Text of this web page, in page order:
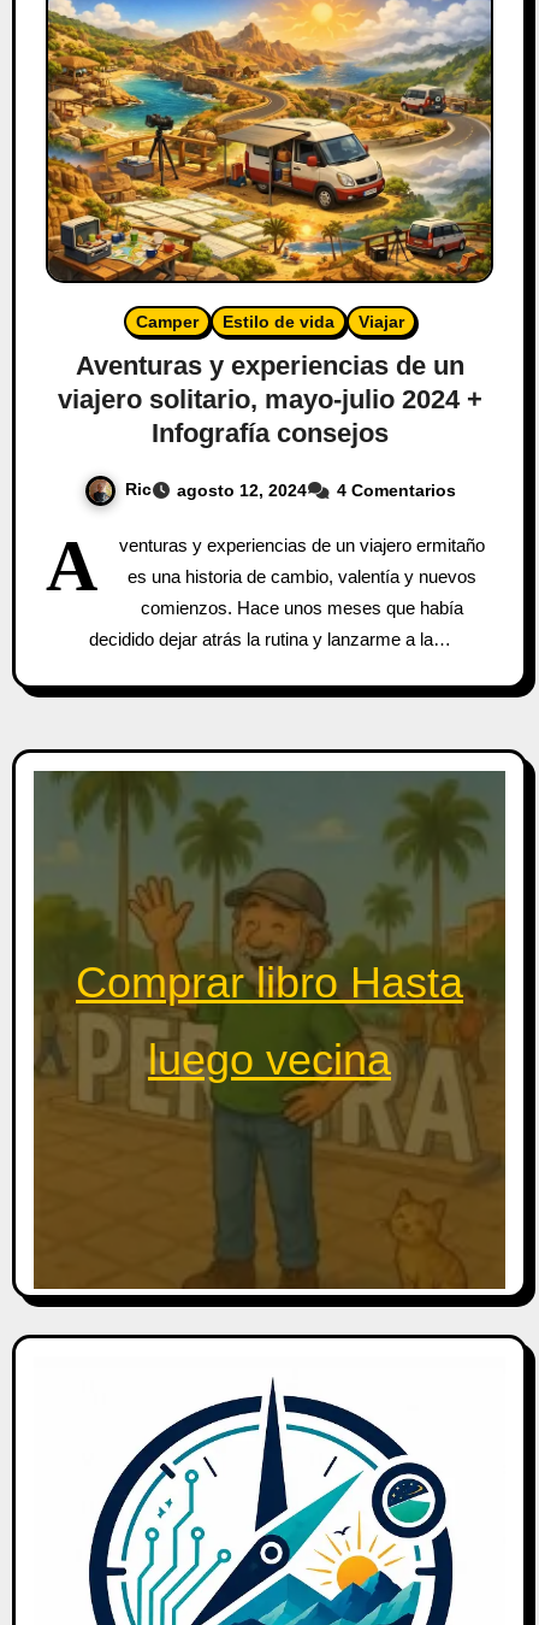
Camper Estilo de vida Viajar
Aventuras y experiencias de un
viajero solitario, mayo-julio 2024 +
Infografía consejos
Ric agosto 12, 2024 4 Comentarios
A
venturas y experiencias de un viajero ermitaño
es una historia de cambio, valentía y nuevos
comienzos. Hace unos meses que había
decidido dejar atrás la rutina y lanzarme a la…
Comprar libro Hasta
luego vecina